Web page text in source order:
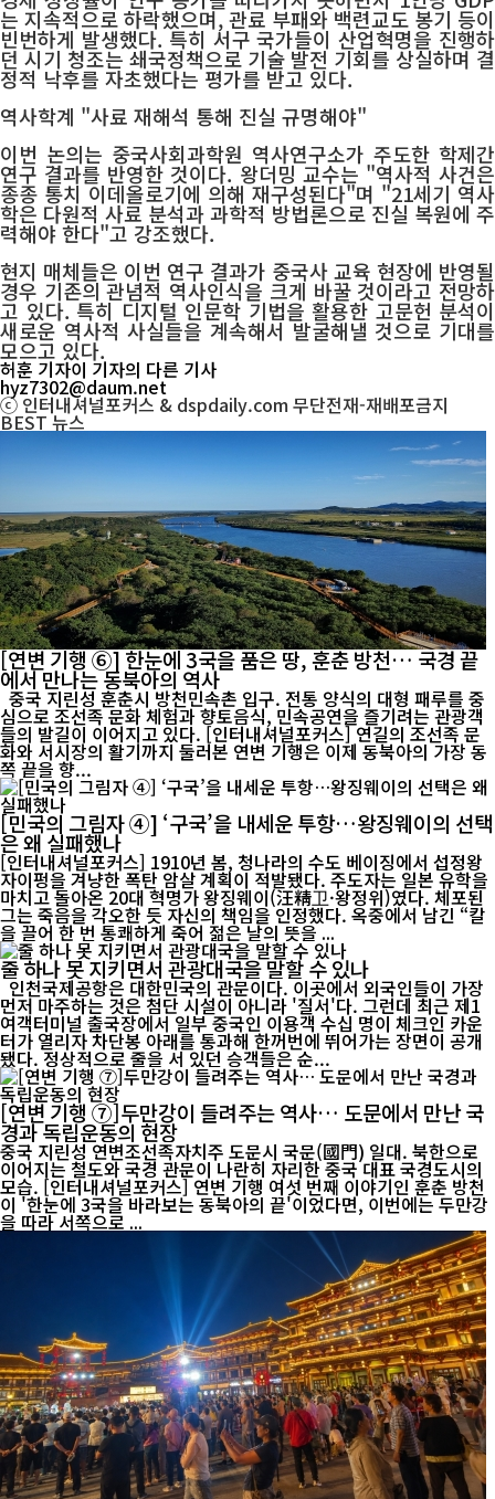
는 지속적으로 하락했으며, 관료 부패와 백련교도 봉기 등이
빈번하게 발생했다. 특히 서구 국가들이 산업혁명을 진행하
던 시기 청조는 쇄국정책으로 기술 발전 기회를 상실하며 결
정적 낙후를 자초했다는 평가를 받고 있다.
역사학계 "사료 재해석 통해 진실 규명해야"
이번 논의는 중국사회과학원 역사연구소가 주도한 학제간
연구 결과를 반영한 것이다. 왕더밍 교수는 "역사적 사건은
종종 통치 이데올로기에 의해 재구성된다"며 "21세기 역사
학은 다원적 사료 분석과 과학적 방법론으로 진실 복원에 주
력해야 한다"고 강조했다.
현지 매체들은 이번 연구 결과가 중국사 교육 현장에 반영될
경우 기존의 관념적 역사인식을 크게 바꿀 것이라고 전망하
고 있다. 특히 디지털 인문학 기법을 활용한 고문헌 분석이
새로운 역사적 사실들을 계속해서 발굴해낼 것으로 기대를
모으고 있다.
허훈 기자이 기자의 다른 기사
hyz7302@daum.net
ⓒ 인터내셔널포커스 & dspdaily.com 무단전재-재배포금지
BEST뉴스
[연변 기행 ⑥] 한눈에 3국을 품은 땅, 훈춘 방천… 국경 끝
에서 만나는 동북아의 역사
심으로 조선족 문화 체험과 향토음식, 민속공연을 즐기려는 관광객
들의 발길이 이어지고 있다. [인터내셔널포커스] 연길의 조선족 문
화와 서시장의 활기까지 둘러본 연변 기행은 이제 동북아의 가장 동
쪽 끝을 향...
[민국의 그림자 ④] ‘구국’을 내세운 투항…왕징웨이의 선택
은 왜 실패했나
[인터내셔널포커스] 1910년 봄, 청나라의 수도 베이징에서 섭정왕
자이펑을 겨냥한 폭탄 암살 계획이 적발됐다. 주도자는 일본 유학을
마치고 돌아온 20대 혁명가 왕징웨이(汪精卫·왕정위)였다. 체포된
그는 죽음을 각오한 듯 자신의 책임을 인정했다. 옥중에서 남긴 “칼
을 끌어 한 번 통쾌하게 죽어 젊은 날의 뜻을 ...
줄 하나 못 지키면서 관광대국을 말할 수 있나
인천국제공항은 대한민국의 관문이다. 이곳에서 외국인들이 가장
먼저 마주하는 것은 첨단 시설이 아니라 '질서'다. 그런데 최근 제1
여객터미널 출국장에서 일부 중국인 이용객 수십 명이 체크인 카운
터가 열리자 차단봉 아래를 통과해 한꺼번에 뛰어가는 장면이 공개
됐다. 정상적으로 줄을 서 있던 승객들은 순...
[연변 기행 ⑦]두만강이 들려주는 역사… 도문에서 만난 국
경과 독립운동의 현장
중국 지린성 연변조선족자치주 도문시 국문(國門) 일대. 북한으로
이어지는 철도와 국경 관문이 나란히 자리한 중국 대표 국경도시의
모습. [인터내셔널포커스] 연변 기행 여섯 번째 이야기인 훈춘 방천
이 '한눈에 3국을 바라보는 동북아의 끝'이었다면, 이번에는 두만강
을 따라 서쪽으로 ...